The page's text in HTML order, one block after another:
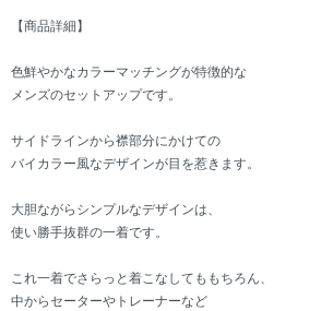
【商品詳細】
色鮮やかなカラーマッチングが特徴的な
メンズのセットアップです。
サイドラインから襟部分にかけての
バイカラー風なデザインが目を惹きます。
大胆ながらシンプルなデザインは、
使い勝手抜群の一着です。
これ一着でさらっと着こなしてももちろん、
中からセーターやトレーナーなど